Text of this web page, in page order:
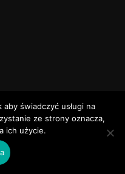
ConsultStreet theme by ThemeArile
świadczyć usługi na
ze strony oznacza,
ich użycie.